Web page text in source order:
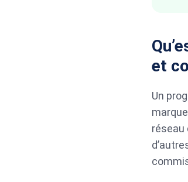
et
Un
réseau